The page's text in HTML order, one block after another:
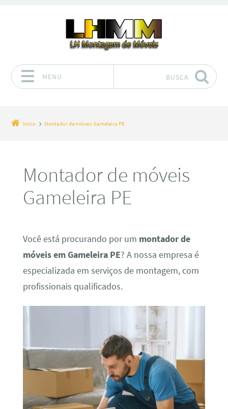
MENU BUSCA
Início Montador de móveis Gameleira PE
Montador de móveis
Gameleira PE
Você está procurando por um montador de
móveis em Gameleira PE? A nossa empresa é
especializada em serviços de montagem, com
profissionais qualificados.